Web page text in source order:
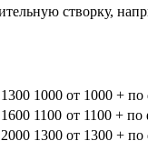
створку,
1300 1000 от 1000 + по
1600 1100 от 1100 + по
2000 1300 от 1300 + по